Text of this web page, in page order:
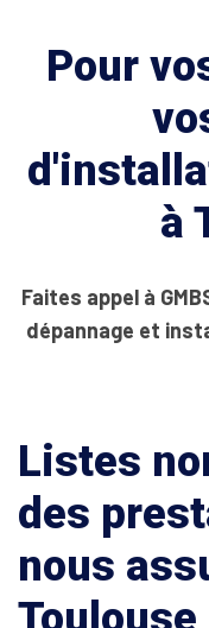
Pour
à
Faites appel à
dépannage et
Listes
des
nous